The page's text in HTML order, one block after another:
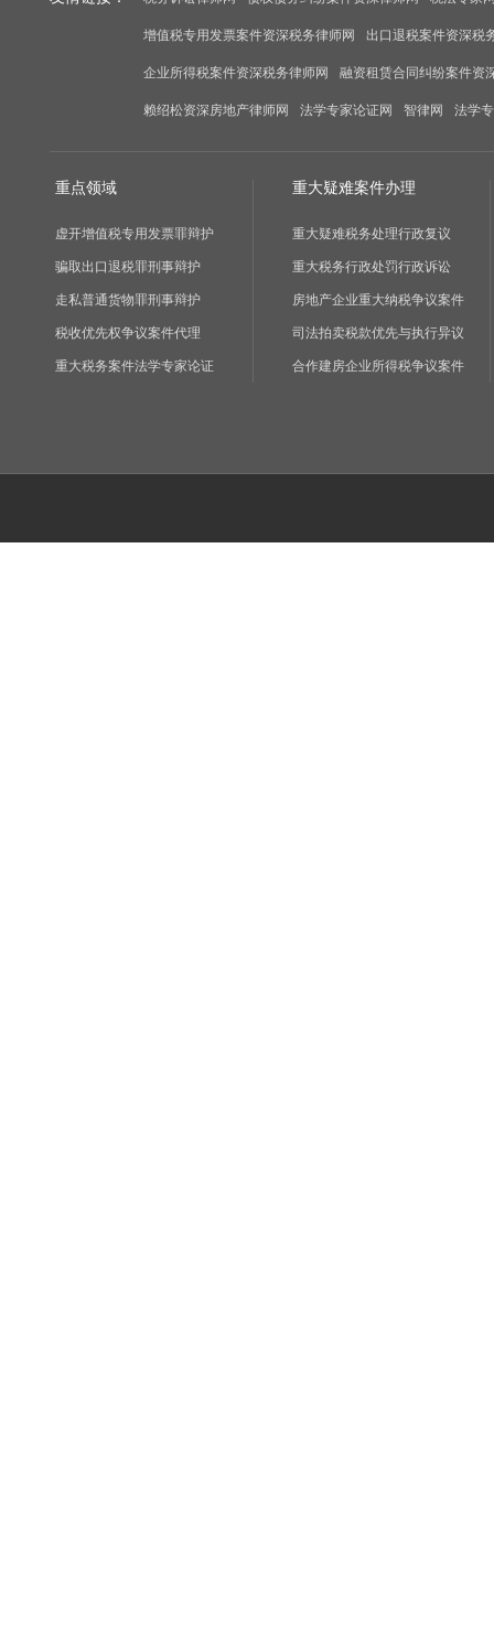
增值税专用发票案件资深税务律师网 出口退税案件资深税
企业所得税案件资深税务律师网 融资租赁合同纠纷案件资
赖绍松资深房地产律师网 法学专家论证网 智律网 法学
重点领域
虚开增值税专用发票罪辩护
骗取出口退税罪刑事辩护
走私普通货物罪刑事辩护
税收优先权争议案件代理
重大税务案件法学专家论证
重大疑难案件办理
重大疑难税务处理行政复议
重大税务行政处罚行政诉讼
房地产企业重大纳税争议案件
司法拍卖税款优先与执行异议
合作建房企业所得税争议案件